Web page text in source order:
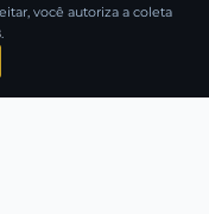
você autoriza a coleta
.